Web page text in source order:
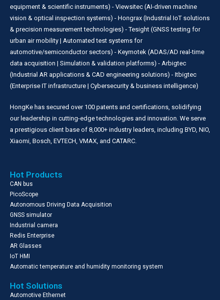
equipment & scientific instruments) - Viewsitec (AI-driven machine
vision & optical inspection systems) - Hongrax (Industrial IoT solutions
& precision measurement technologies) - Tesight (GNSS testing for
urban air mobility | Automated test systems for
automotive/semiconductor sectors) - Keymotek (ADAS/AD real-time
data acquisition | Simulation & validation platforms) - Arbigtec
(Industrial AR applications & CAD engineering solutions) - Itbigtec
(Enterprise IT infrastructure | Cybersecurity & business intelligence)
HongKe has secured over 100 patents and certifications, solidifying
our leadership in cutting-edge technologies and innovation. We serve
a prestigious client base of 8,000+ industry leaders, including BYD, NIO,
Xiaomi, Bosch, EVTECH, VMAX, and CATARC.
Hot Products
CAN bus
PicoScope
Autonomous Driving Data Acquisition
GNSS simulator
Industrial camera
Redis Enterprise
AR Glasses
IoT HMI
Automatic temperature and humidity monitoring system
Hot Solutions
Automotive Ethernet